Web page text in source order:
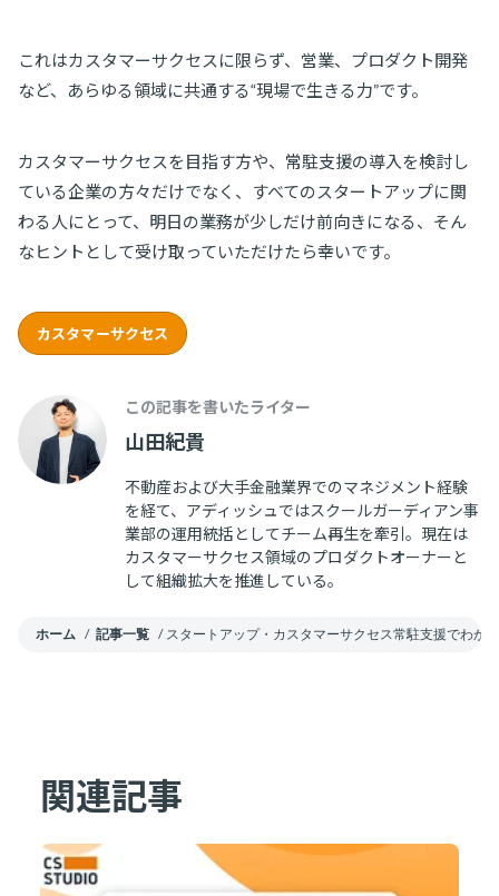
これはカスタマーサクセスに限らず、営業、プロダクト開発
など、あらゆる領域に共通する“現場で生きる力”です。
カスタマーサクセスを目指す方や、常駐支援の導入を検討し
ている企業の方々だけでなく、すべてのスタートアップに関
わる人にとって、明日の業務が少しだけ前向きになる、そん
なヒントとして受け取っていただけたら幸いです。
カスタマーサクセス
この記事を書いたライター
山田紀貴
不動産および大手金融業界でのマネジメント経験
を経て、アディッシュではスクールガーディアン事
業部の運用統括としてチーム再生を牽引。現在は
カスタマーサクセス領域のプロダクトオーナーと
して組織拡大を推進している。
ホーム / 記事一覧 / スタートアップ・カスタマーサクセス常駐支援でわか
関連記事